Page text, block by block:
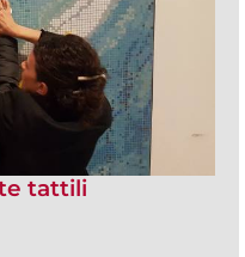
tattili